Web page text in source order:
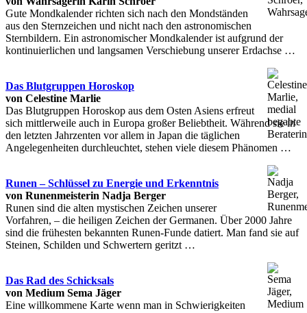
Gute Mondkalender richten sich nach den Mondständen
aus den Sternzeichen und nicht nach den astronomischen
Sternbildern. Ein astronomischer Mondkalender ist aufgrund der
kontinuierlichen und langsamen Verschiebung unserer Erdachse …
Das Blutgruppen Horoskop
von Celestine Marlie
Das Blutgruppen Horoskop aus dem Osten Asiens erfreut
sich mittlerweile auch in Europa großer Beliebtheit. Während sie in
den letzten Jahrzenten vor allem in Japan die täglichen
Angelegenheiten durchleuchtet, stehen viele diesem Phänomen …
Runen – Schlüssel zu Energie und Erkenntnis
von Runenmeisterin Nadja Berger
Runen sind die alten mystischen Zeichen unserer
Vorfahren, – die heiligen Zeichen der Germanen. Über 2000 Jahre
sind die frühesten bekannten Runen-Funde datiert. Man fand sie auf
Steinen, Schilden und Schwertern geritzt …
Das Rad des Schicksals
von Medium Sema Jäger
Eine willkommene Karte wenn man in Schwierigkeiten